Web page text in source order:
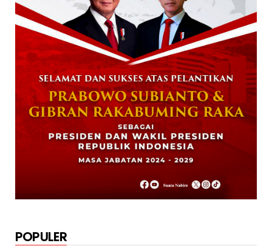
POPULER